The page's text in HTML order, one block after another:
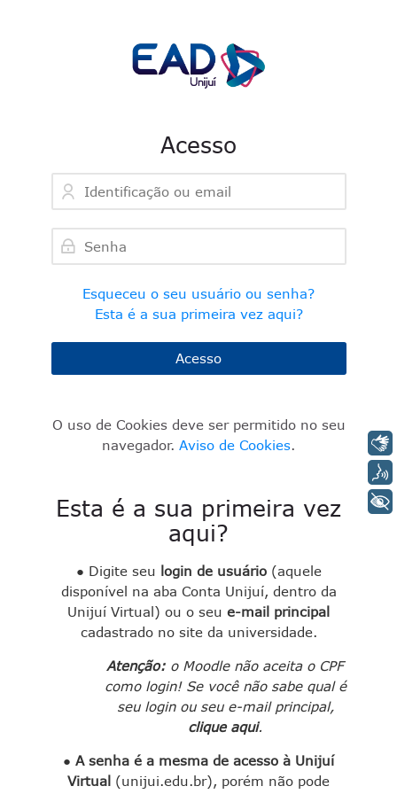
Acesso
Identificação ou email
Senha
Esqueceu o seu usuário ou senha?
Esta é a sua primeira vez aqui?
Acesso
O uso de Cookies deve ser permitido no seu
navegador. Aviso de Cookies.
Esta é a sua primeira vez
aqui?
● Digite seu login de usuário(aquele
disponível na aba Conta Unijuí, dentro da
Unijuí Virtual) ou o seu e-mail principal
cadastrado no site da universidade.
Atenção: o Moodle não aceita o CPF
como login! Se você não sabe qual é
seu login ou seu e-mail principal,
clique aqui.
● A senha é a mesma de acesso à Unijuí
Virtual (unijui.edu.br), porém não pode
Voz